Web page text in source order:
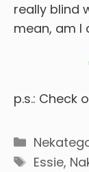
really blind
mean, am I
p.s.: Check
Tags
Essie,